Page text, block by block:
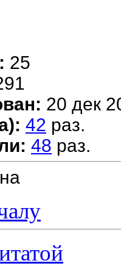
25
20 дек
42 раз.
48 раз.